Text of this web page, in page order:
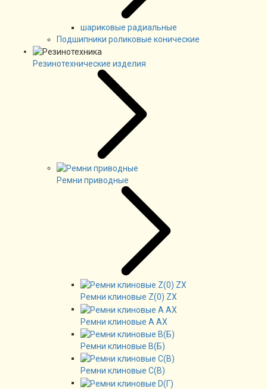
шариковые радиальные
Подшипники роликовые конические
Резинотехнические изделия
Ремни приводные
Ремни клиновые Z(0) ZX
Ремни клиновые А AX
Ремни клиновые В(Б)
Ремни клиновые C(B)